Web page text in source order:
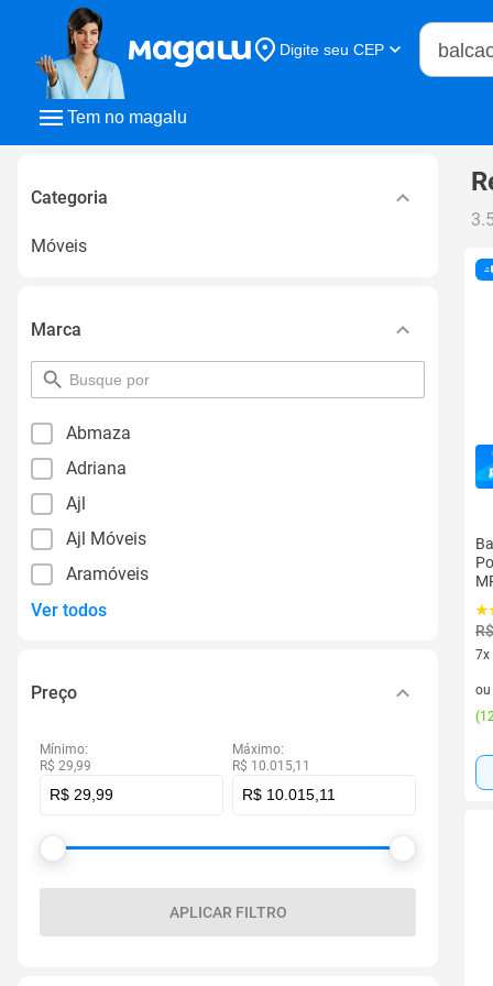
Tem no magalu
Digite seu CEP
Buscar
Categoria
Móveis
Marca
pesquisar
por
Abmaza
Adriana
Ajl
Ajl Móveis
Aramóveis
Ver todos
Preço
Mínimo:
R$ 29,99
Máximo:
R$ 10.015,11
APLICAR FILTRO
7x
7
ou
(